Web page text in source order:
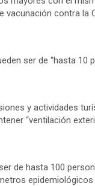
contra la
ser de “hasta 10
y actividades
“ventilación
de hasta 100
epidemiológicos